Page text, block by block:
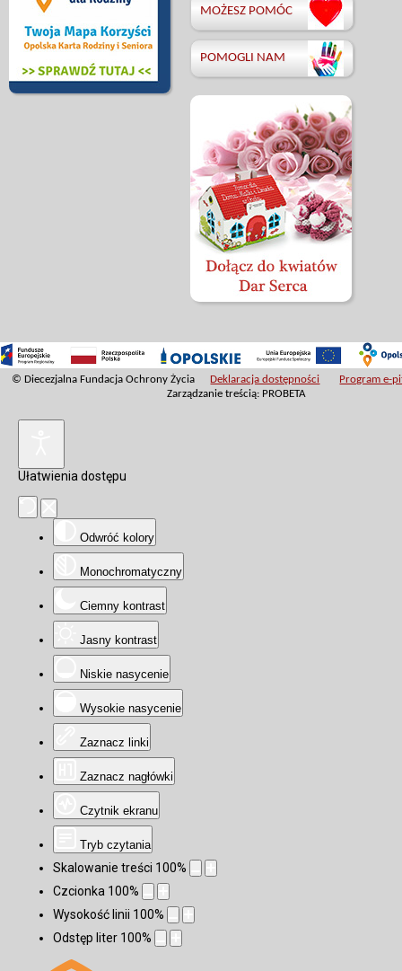
MOŻESZ POMÓC
POMOGLI NAM
© Diecezjalna Fundacja Ochrony Życia Deklaracja dostępności
Program e-
Zarządzanie treścią: PROBETA
Ułatwienia dostępu
Odwróć kolory
Monochromatyczny
Ciemny kontrast
Jasny kontrast
Niskie nasycenie
Wysokie nasycenie
Zaznacz linki
Zaznacz nagłówki
Czytnik ekranu
Tryb czytania
Skalowanie treści 100%
Czcionka 100%
Wysokość linii 100%
Odstęp liter 100%